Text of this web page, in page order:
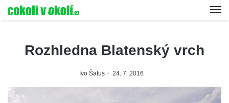
Rozhledna Blatenský vrch
Ivo Šafus 24. 7. 2016